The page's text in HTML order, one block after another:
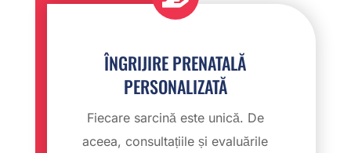
ÎNGRIJIRE PRENATALĂ
PERSONALIZATĂ
Fiecare sarcină este unică. De
aceea, consultațiile și evaluările